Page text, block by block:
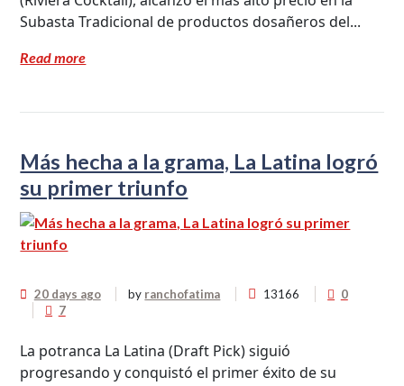
Subasta Tradicional de productos dosañeros del...
Read more
Más hecha a la grama, La Latina logró
su primer triunfo
20 days ago by ranchofatima 13166
0
7
La potranca La Latina (Draft Pick) siguió
progresando y conquistó el primer éxito de su